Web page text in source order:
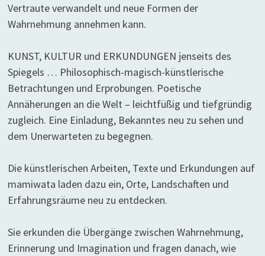
Vertraute verwandelt und neue Formen der
Wahrnehmung annehmen kann.
KUNST, KULTUR und ERKUNDUNGEN jenseits des
Spiegels … Philosophisch-magisch-künstlerische
Betrachtungen und Erprobungen. Poetische
Annäherungen an die Welt – leichtfüßig und tiefgründig
zugleich. Eine Einladung, Bekanntes neu zu sehen und
dem Unerwarteten zu begegnen.
Die künstlerischen Arbeiten, Texte und Erkundungen auf
mamiwata laden dazu ein, Orte, Landschaften und
Erfahrungsräume neu zu entdecken.
Sie erkunden die Übergänge zwischen Wahrnehmung,
Erinnerung und Imagination und fragen danach, wie